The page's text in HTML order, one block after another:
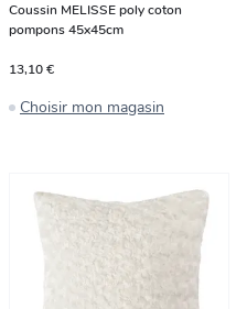
Coussin MELISSE poly coton
pompons 45x45cm
13,10 €
Choisir mon magasin